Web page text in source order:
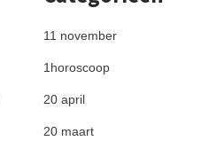
11 november
1horoscoop
20 april
20 maart